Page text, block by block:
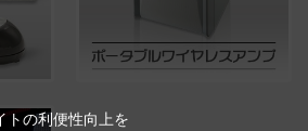
トの利便性向上を